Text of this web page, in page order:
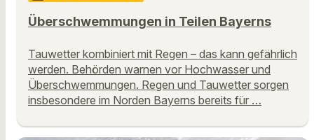
Überschwemmungen in Teilen Bayerns
Tauwetter kombiniert mit Regen – das kann gefährlich
werden. Behörden warnen vor Hochwasser und
Überschwemmungen. Regen und Tauwetter sorgen
insbesondere im Norden Bayerns bereits für …